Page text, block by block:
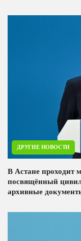
ДРУГИЕ НОВОСТИ
В Астане проходит
посвящённый
архивные